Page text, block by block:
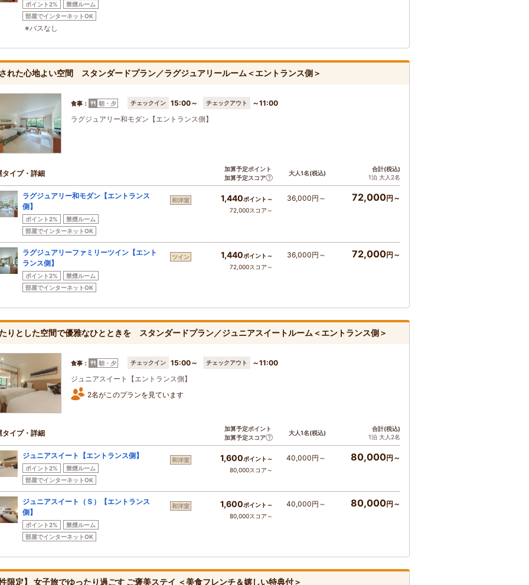
ポイント2%
禁煙ルーム
部屋でインターネットOK
※バスなし
れた心地よい空間 スタンダードプラン／ラグジュアリールーム＜エントランス側＞
食事： 朝・夕 チェックイン 15:00～ チェックアウト
～11:00
ラグジュアリー和モダン【エントランス側】
タイプ・詳細
加算予定ポイント
加算予定スコア
大人1名(税込)
合計(税込)
1泊 大人2名
ラグジュアリー和モダン【エントランス
側】
ポイント2%
禁煙ルーム
部屋でインターネットOK
和洋室 1,440ポイント～
72,000スコア～
36,000円～ 72,000円～
ラグジュアリーファミリーツイン【エント
ランス側】
ポイント2%
禁煙ルーム
部屋でインターネットOK
ツイン 1,440ポイント～
72,000スコア～
36,000円～ 72,000円～
りとした空間で優雅なひとときを スタンダードプラン／ジュニアスイートルーム＜エントランス側＞
食事： 朝・夕 チェックイン 15:00～ チェックアウト
～11:00
ジュニアスイート【エントランス側】
2名がこのプランを見ています
タイプ・詳細
加算予定ポイント
加算予定スコア
大人1名(税込)
合計(税込)
1泊 大人2名
ジュニアスイート【エントランス側】
ポイント2%
禁煙ルーム
部屋でインターネットOK
和洋室 1,600ポイント～
80,000スコア～
40,000円～ 80,000円～
ジュニアスイート（Ｓ）【エントランス
側】
ポイント2%
禁煙ルーム
部屋でインターネットOK
和洋室 1,600ポイント～
80,000スコア～
40,000円～ 80,000円～
限定】 女子旅でゆったり過ごす ご褒美ステイ ＜美食フレンチ＆嬉しい特典付＞